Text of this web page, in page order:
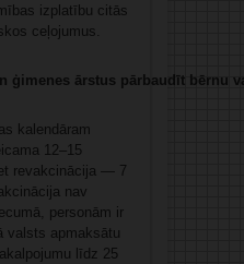
izplatību citās
ceļojumus.
ģimenes ārstus pārbaudīt bērnu
kalendāram
12–15
revakcinācija — 7
nav
personām ir
valsts apmaksātu
līdz 25